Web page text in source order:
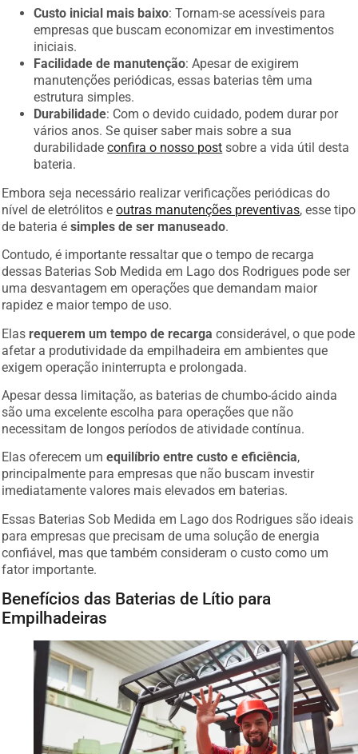
Custo inicial mais baixo: Tornam-se acessíveis para
empresas que buscam economizar em investimentos
iniciais.
Facilidade de manutenção: Apesar de exigirem
manutenções periódicas, essas baterias têm uma
estrutura simples.
Durabilidade: Com o devido cuidado, podem durar por
vários anos. Se quiser saber mais sobre a sua
durabilidadeconfira o nosso post sobre a vida útil desta
bateria.
Embora seja necessário realizar verificações periódicas do
nível de eletrólitos eoutras manutenções preventivas , esse tipo
de bateria ésimples de ser manuseado
Contudo, é importante ressaltar que o tempo de recarga
dessas Baterias Sob Medida em Lago dos Rodrigues pode ser
uma desvantagem em operações que demandam maior
rapidez e maior tempo de uso.
Elas requerem um tempo de recarga considerável, o que pode
afetar a produtividade da empilhadeira em ambientes que
exigem operação ininterrupta e prolongada.
Apesar dessa limitação, as baterias de chumbo-ácido ainda
são uma excelente escolha para operações que não
necessitam de longos períodos de atividade contínua.
Elas oferecem umequilíbrio entre custo e eficiência
principalmente para empresas que não buscam investir
imediatamente valores mais elevados em baterias.
Essas Baterias Sob Medida em Lago dos Rodrigues são ideais
para empresas que precisam de uma solução de energia
confiável, mas que também consideram o custo como um
fator importante.
Benefícios das Baterias de Lítio para
Empilhadeiras